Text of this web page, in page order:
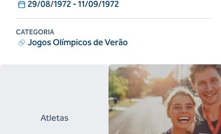
29/08/1972-11/09/1972
CATEGORIA
Jogos Olímpicos de Verão
Atletas